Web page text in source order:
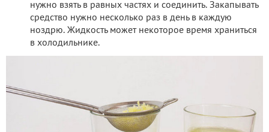
нужно взять в равных частях и соединить. Закапывать
средство нужно несколько раз в день в каждую
ноздрю. Жидкость может некоторое время храниться
в холодильнике.